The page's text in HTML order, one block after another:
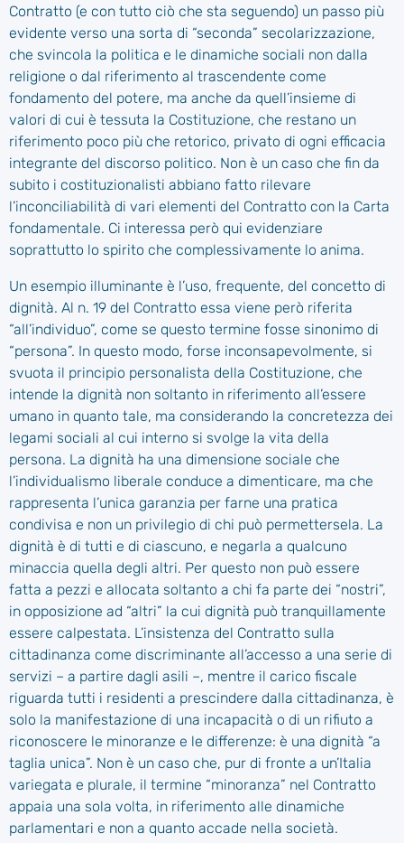
Contratto (e con tutto ciò che sta seguendo) un passo più
evidente verso una sorta di “seconda” secolarizzazione,
che svincola la politica e le dinamiche sociali non dalla
religione o dal riferimento al trascendente come
fondamento del potere, ma anche da quell’insieme di
valori di cui è tessuta la Costituzione, che restano un
riferimento poco più che retorico, privato di ogni efficacia
integrante del discorso politico. Non è un caso che fin da
subito i costituzionalisti abbiano fatto rilevare
l’inconciliabilità di vari elementi del Contratto con la Carta
fondamentale. Ci interessa però qui evidenziare
soprattutto lo spirito che complessivamente lo anima.
Un esempio illuminante è l’uso, frequente, del concetto di
dignità. Al n. 19 del Contratto essa viene però riferita
“all’individuo”, come se questo termine fosse sinonimo di
“persona”. In questo modo, forse inconsapevolmente, si
svuota il principio personalista della Costituzione, che
intende la dignità non soltanto in riferimento all’essere
umano in quanto tale, ma considerando la concretezza dei
legami sociali al cui interno si svolge la vita della
persona. La dignità ha una dimensione sociale che
l’individualismo liberale conduce a dimenticare, ma che
rappresenta l’unica garanzia per farne una pratica
condivisa e non un privilegio di chi può permettersela. La
dignità è di tutti e di ciascuno, e negarla a qualcuno
minaccia quella degli altri. Per questo non può essere
fatta a pezzi e allocata soltanto a chi fa parte dei “nostri”,
in opposizione ad “altri” la cui dignità può tranquillamente
essere calpestata. L’insistenza del Contratto sulla
cittadinanza come discriminante all’accesso a una serie di
servizi – a partire dagli asili –, mentre il carico fiscale
riguarda tutti i residenti a prescindere dalla cittadinanza, è
solo la manifestazione di una incapacità o di un rifiuto a
riconoscere le minoranze e le differenze: è una dignità “a
taglia unica”. Non è un caso che, pur di fronte a un’Italia
variegata e plurale, il termine “minoranza” nel Contratto
appaia una sola volta, in riferimento alle dinamiche
parlamentari e non a quanto accade nella società.